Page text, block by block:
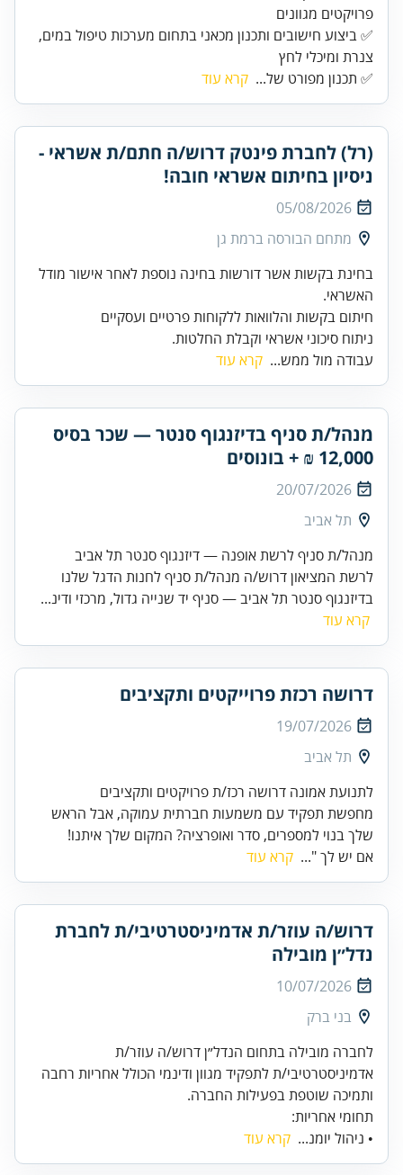
✅ ביצוע חישובים ותכנון מכאני בתחום מערכות טיפול במים,
צנרת ומיכלי לחץ
✅ תכנון מפורט של... קרא עוד
(רל) לחברת פינטק דרוש/ה חתם/ת אשראי -
ניסיון בחיתום אשראי חובה!
05/08/2026
מתחם הבורסה ברמת גן
בחינת בקשות אשר דורשות בחינה נוספת לאחר אישור מודל
ניתוח סיכוני אשראי וקבלת החלטות.
עבודה מול ממש... קרא עוד
מנהל/ת סניף בדיזנגוף סנטר — שכר בסיס
12,000 ₪ + בונוסים
20/07/2026
תל אביב
מנהל/ת סניף לרשת אופנה — דיזנגוף סנטר תל אביב
לרשת המציאון דרוש/ה מנהל/ת סניף לחנות הדגל שלנו
בדיזנגוף סנטר תל אביב — סניף יד שנייה גדול, מרכזי ודינ...
קרא עוד
דרושה רכזת פרוייקטים ותקציבים
19/07/2026
תל אביב
לתנועת אמונה דרושה רכז/ת פרויקטים ותקציבים
מחפשת תפקיד עם משמעות חברתית עמוקה, אבל הראש
שלך בנוי למספרים, סדר ואופרציה? המקום שלך איתנו!
אם יש לך "... קרא עוד
דרוש/ה עוזר/ת אדמיניסטרטיבי/ת לחברת
נדל״ן מובילה
10/07/2026
בני ברק
לחברה מובילה בתחום הנדל״ן דרוש/ה עוזר/ת
אדמיניסטרטיבי/ת לתפקיד מגוון ודינמי הכולל אחריות רחבה
ותמיכה שוטפת בפעילות החברה.
תחומי אחריות:
• ניהול יומנ... קרא עוד